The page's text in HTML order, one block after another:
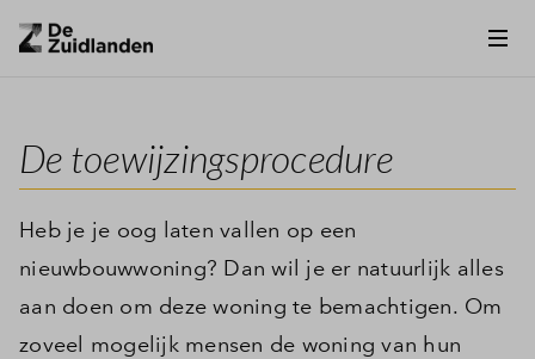
De toewijzingsprocedure
Heb je je oog laten vallen op een
nieuwbouwwoning? Dan wil je er natuurlijk alles
aan doen om deze woning te bemachtigen. Om
zoveel mogelijk mensen de woning van hun